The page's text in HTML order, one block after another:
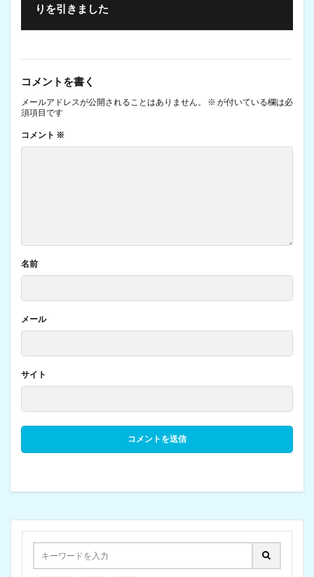
りを引きました
コメントを書く
メールアドレスが公開されることはありません。 ※ が付いている欄は必
須項目です
コメント ※
名前
メール
サイト